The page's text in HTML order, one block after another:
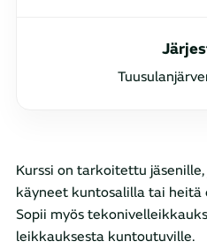
Kurssi on tarkoitettu
käyneet kuntosalilla tai heitä
Sopii myös
leikkauksesta kuntoutuville.